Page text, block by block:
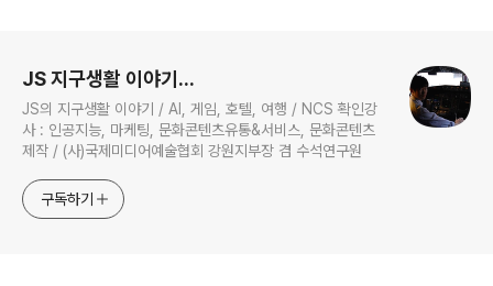
JS 지구생활 이야기...
JS의 지구생활 이야기 / AI, 게임, 호텔, 여행 / NCS 확인강
사 : 인공지능, 마케팅, 문화콘텐츠유통&서비스, 문화콘텐츠
제작 / (사)국제미디어예술협회 강원지부장 겸 수석연구원
구독하기